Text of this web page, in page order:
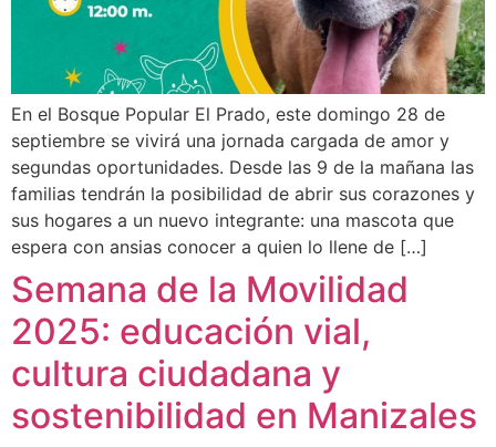
En el Bosque Popular El Prado, este domingo 28 de
septiembre se vivirá una jornada cargada de amor y
segundas oportunidades. Desde las 9 de la mañana las
familias tendrán la posibilidad de abrir sus corazones y
sus hogares a un nuevo integrante: una mascota que
espera con ansias conocer a quien lo llene de […]
Semana de la Movilidad
2025: educación vial,
cultura ciudadana y
sostenibilidad en Manizales